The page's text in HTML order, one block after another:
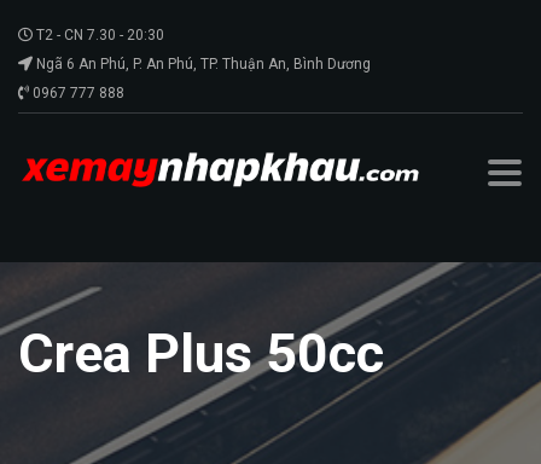
T2 - CN 7.30 - 20:30
Ngã 6 An Phú, P. An Phú, TP. Thuận An, Bình Dương
0967 777 888
Crea Plus 50cc